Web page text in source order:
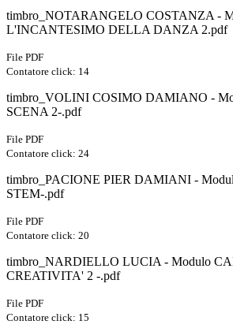
timbro_NOTARANGELO COSTANZA -
L'INCANTESIMO DELLA DANZA 2.pdf
File PDF
Contatore click: 14
timbro_VOLINI COSIMO DAMIANO -
SCENA 2-.pdf
File PDF
Contatore click: 24
timbro_PACIONE PIER DAMIANI -
STEM-.pdf
File PDF
Contatore click: 20
timbro_NARDIELLO LUCIA - Modulo
CREATIVITA' 2 -.pdf
File PDF
Contatore click: 15